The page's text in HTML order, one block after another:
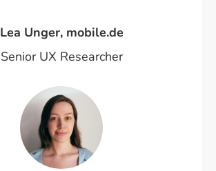
Lea Unger, mobile.de
Senior UX Researcher